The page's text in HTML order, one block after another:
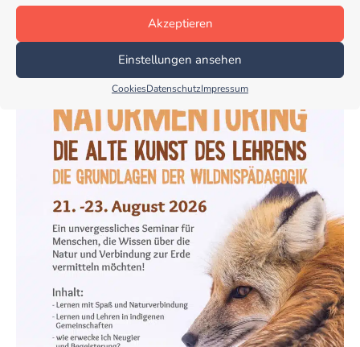
Akzeptieren
Einstellungen ansehen
CookiesDatenschutzImpressum